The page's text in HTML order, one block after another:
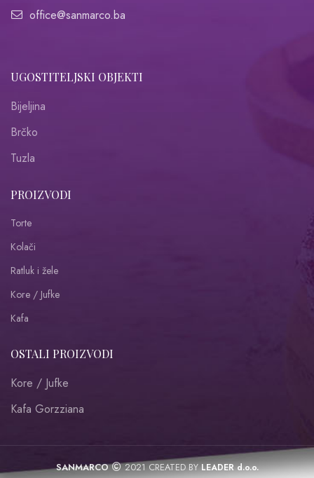
office@sanmarco.ba
UGOSTITELJSKI OBJEKTI
Bijeljina
Brčko
Tuzla
PROIZVODI
Torte
Kolači
Ratluk i žele
Kore / Jufke
Kafa
OSTALI PROIZVODI
Kore / Jufke
Kafa Gorzziana
SANMARCO 2021 CREATED BYLEADER d.o.o.